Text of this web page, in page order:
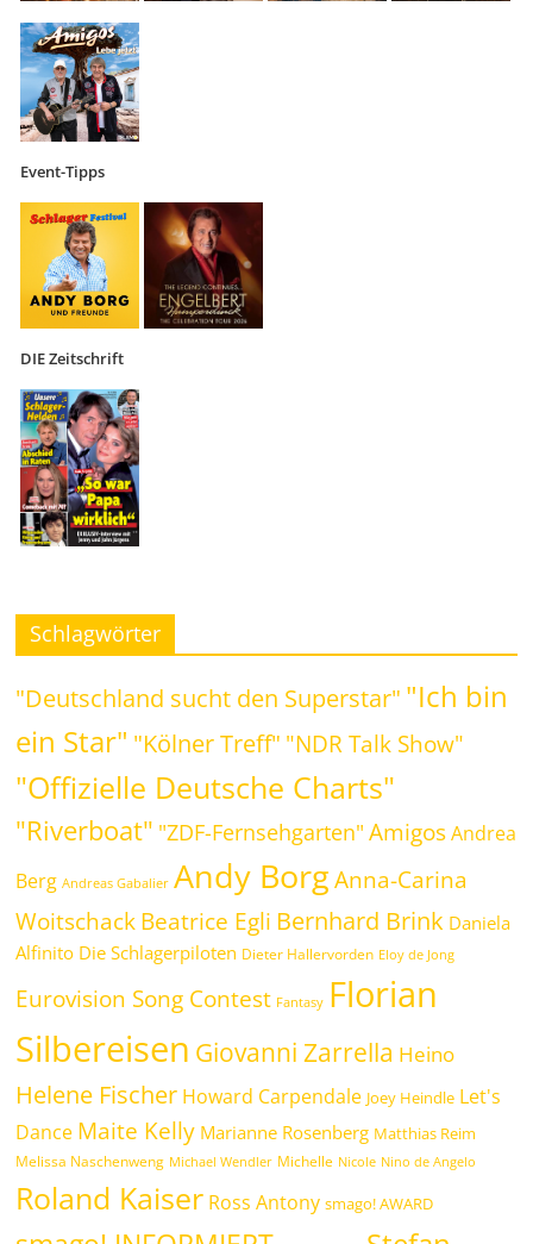
Event-Tipps
DIE Zeitschrift
Schlagwörter
"Deutschland sucht den Superstar" "Ich bin
ein Star" "Kölner Treff" "NDR Talk Show"
"Offizielle Deutsche Charts"
"Riverboat" "ZDF-Fernsehgarten" Amigos Andrea
Berg Andreas Gabalier Andy Borg Anna-Carina
WoitschackBeatrice Egli Bernhard Brink Daniela
Alfinito Die Schlagerpiloten Dieter Hallervorden Eloy de Jong
Eurovision Song Contest Fantasy Florian
Silbereisen Giovanni Zarrella Heino
Helene Fischer Howard Carpendale Joey Heindle Let's
Dance Maite Kelly Marianne Rosenberg Matthias Reim
Melissa Naschenweng Michael Wendler Michelle Nicole Nino de Angelo
Roland Kaiser Ross Antony smago! AWARD